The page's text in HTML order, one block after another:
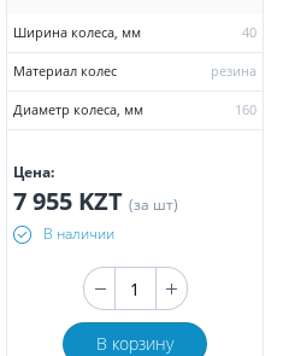
Ширина колеса, мм 40
Материал колес резина
Диаметр колеса, мм 160
Цена:
7 955 KZT (за шт)
В наличии
В корзину